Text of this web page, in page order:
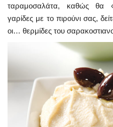
ταραμοσαλάτα, καθώς θα
γαρίδες με το πιρούνι σας,
οι… θερμίδες του